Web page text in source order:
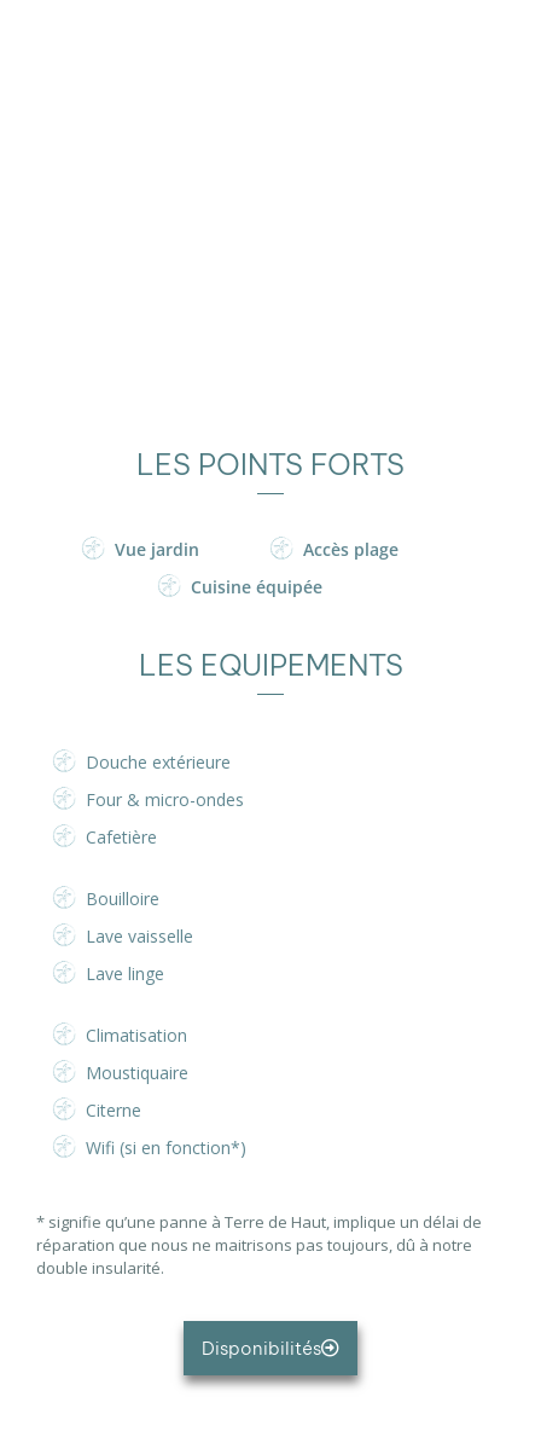
LES POINTS FORTS
Vue jardin
Accès plage
Cuisine équipée
LES EQUIPEMENTS
Douche extérieure
Four & micro-ondes
Cafetière
Bouilloire
Lave vaisselle
Lave linge
Climatisation
Moustiquaire
Citerne
Wifi (si en fonction*)
* signifie qu’une panne à Terre de Haut, implique un délai de
réparation que nous ne maitrisons pas toujours, dû à notre
double insularité.
Disponibilités